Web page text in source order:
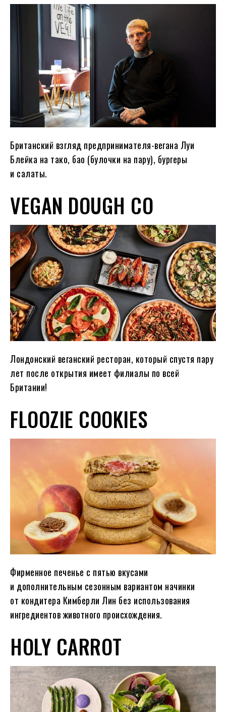
Британский взгляд предпринимателя-вегана Луи
Блейка на тако, бао (булочки на пару), бургеры
и салаты.
VEGAN DOUGH CO
Лондонский веганский ресторан, который спустя пару
лет после открытия имеет филиалы по всей
Британии!
FLOOZIE COOKIES
Фирменное печенье с пятью вкусами
и дополнительным сезонным вариантом начинки
от кондитера Кимберли Лин без использования
ингредиентов животного происхождения.
HOLY CARROT